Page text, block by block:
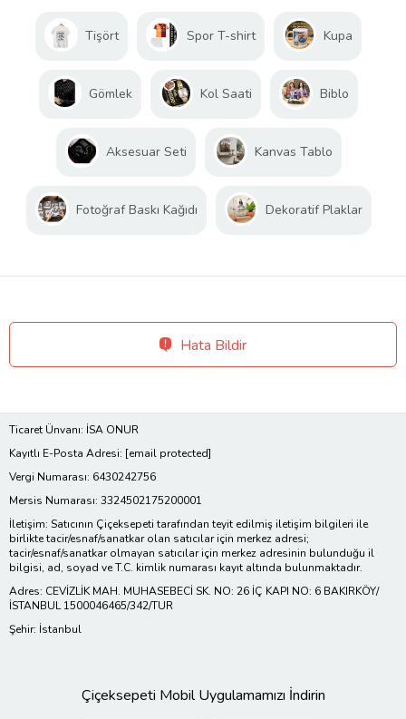
Tişört Spor T-shirt Kupa
Gömlek Kol Saati Biblo
Aksesuar Seti Kanvas Tablo
Fotoğraf Baskı Kağıdı Dekoratif Plaklar
Hata Bildir
Ticaret Ünvanı: İSA ONUR
Kayıtlı E-Posta Adresi: [email protected]
Vergi Numarası: 6430242756
Mersis Numarası: 3324502175200001
İletişim: Satıcının Çiçeksepeti tarafından teyit edilmiş iletişim bilgileri ile
birlikte tacir/esnaf/sanatkar olan satıcılar için merkez adresi;
tacir/esnaf/sanatkar olmayan satıcılar için merkez adresinin bulunduğu il
bilgisi, ad, soyad ve T.C. kimlik numarası kayıt altında bulunmaktadır.
Adres: CEVİZLİK MAH. MUHASEBECİ SK. NO: 26 İÇ KAPI NO: 6 BAKIRKÖY/
İSTANBUL 1500046465/342/TUR
Şehir: İstanbul
Çiçeksepeti Mobil Uygulamamızı İndirin